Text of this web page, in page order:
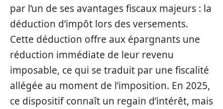
par l’un de ses avantages fiscaux majeurs : la
déduction d’impôt lors des versements.
Cette déduction offre aux épargnants une
réduction immédiate de leur revenu
imposable, ce qui se traduit par une fiscalité
allégée au moment de l’imposition. En 2025,
ce dispositif connaît un regain d’intérêt, mais